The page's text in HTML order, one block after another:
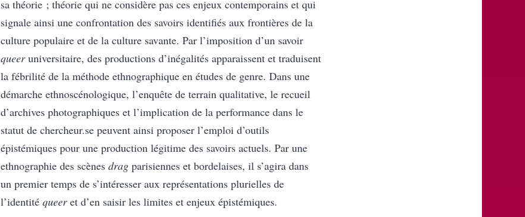
sa théorie ; théorie qui ne considère pas ces enjeux contemporains et qui
signale ainsi une confrontation des savoirs identifiés aux frontières de la
culture populaire et de la culture savante. Par l’imposition d’un savoir
queeruniversitaire, des productions d’inégalités apparaissent et traduisent
la fébrilité de la méthode ethnographique en études de genre. Dans une
démarche ethnoscénologique, l’enquête de terrain qualitative, le recueil
d’archives photographiques et l’implication de la performance dans le
statut de chercheur.se peuvent ainsi proposer l’emploi d’outils
épistémiques pour une production légitime des savoirs actuels. Par une
ethnographie des scènes drag parisiennes et bordelaises, il s’agira dans
un premier temps de s’intéresser aux représentations plurielles de
l’identité queeret d’en saisir les limites et enjeux épistémiques.